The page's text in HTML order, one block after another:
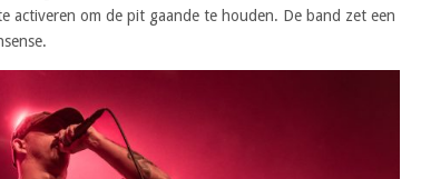
activeren om de pit gaande te houden. De band zet een